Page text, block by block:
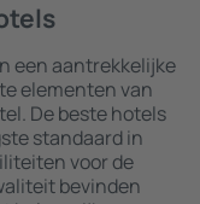
een aantrekkelijke
elementen van
De beste hotels
standaard in
voor de
bevinden